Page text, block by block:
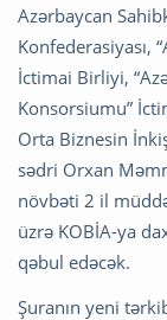
Azərbaycan
Konfederasiyası,
İctimai Birliyi,
Konsorsiumu”
Orta Biznesin
sədri Orxan
növbəti 2 il
üzrə KOBİA-ya
qəbul edəcək.
Şuranın yeni